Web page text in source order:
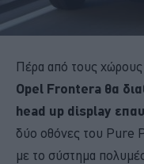
Πέρα από τους χώρους
Opel Frontera θα
head up display
δύο οθόνες του Pure
με το σύστημα